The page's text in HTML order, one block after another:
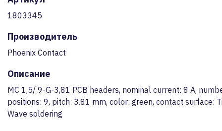
1803345
Производитель
Phoenix Contact
Описание
MC 1,5/ 9-G-3,81 PCB headers, nominal current: 8 A,
positions: 9, pitch: 3.81 mm, color: green, contact surface:
Wave soldering